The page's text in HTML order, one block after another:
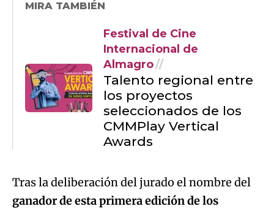
MIRA TAMBIÉN
Festival de Cine
Internacional de
Almagro
Talento regional entre
los proyectos
seleccionados de los
CMMPlay Vertical
Awards
Tras la deliberación del jurado el nombre del
ganador de esta primera edición de los